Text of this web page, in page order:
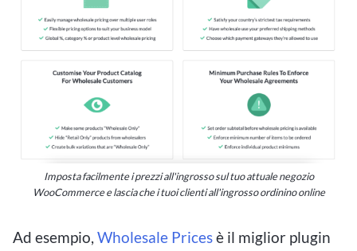
Imposta facilmente i prezzi all'ingrosso sul tuo attuale negozio
WooCommerce e lascia che i tuoi clienti all'ingrosso ordinino online
Ad esempio, Wholesale Pricesè il miglior plugin